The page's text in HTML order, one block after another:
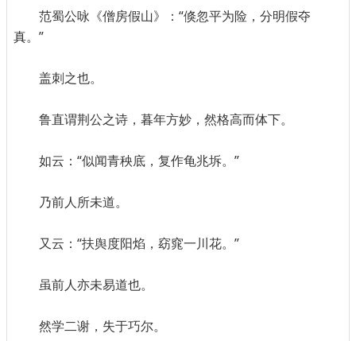
范蜀公咏《僧房假山》：“倏忽平为险，分明假夺
真。”
盖刺之也。
鲁直谓荆公之诗，暮年方妙，然格高而体下。
如云：“似闻青秧底，复作龟兆坼。”
乃前人所未道。
又云：“扶舆度阳焰，窈窕一川花。”
虽前人亦未易道也。
然学二谢，失于巧尔。